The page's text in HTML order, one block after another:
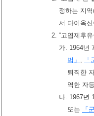
정하는 지
서 다이옥
2. “고엽제후
가. 1964년
법」 ,
퇴직한
역한 자
나. 1967년
또는
「